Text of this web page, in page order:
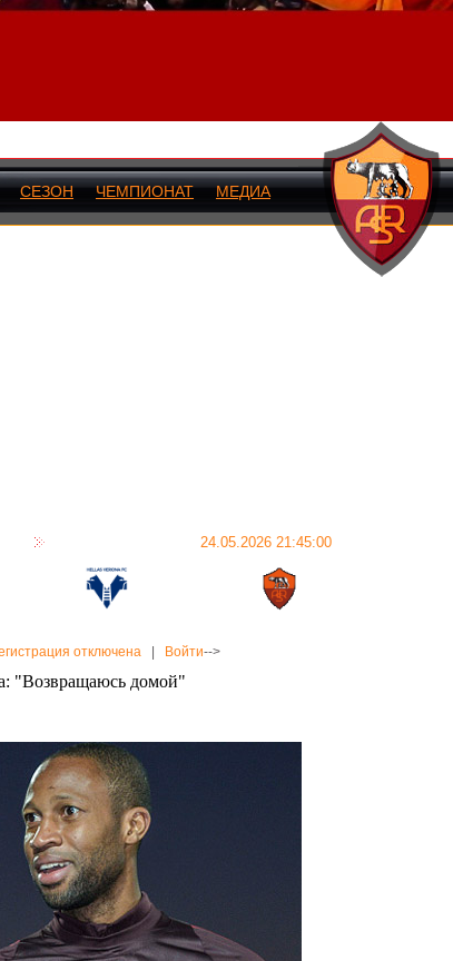
СЕЗОН ЧЕМПИОНАТ МЕДИА
24.05.2026 21:45:00
отключена Войти-->
"Возвращаюсь домой"